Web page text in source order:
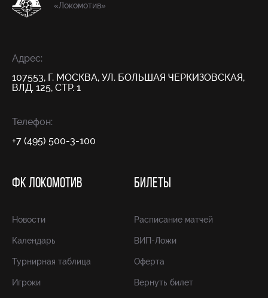
«Локомотив»
Адрес:
107553, Г. МОСКВА, УЛ. БОЛЬШАЯ ЧЕРКИЗОВСКАЯ,
ВЛД. 125, СТР. 1
Телефон:
+7 (495) 500-3-100
ФК ЛОКОМОТИВ
Новости
Календарь
Турнирная таблица
Игроки
БИЛЕТЫ
Расписание матчей
ВИП-Ложи
Оферта
Вернуть билет